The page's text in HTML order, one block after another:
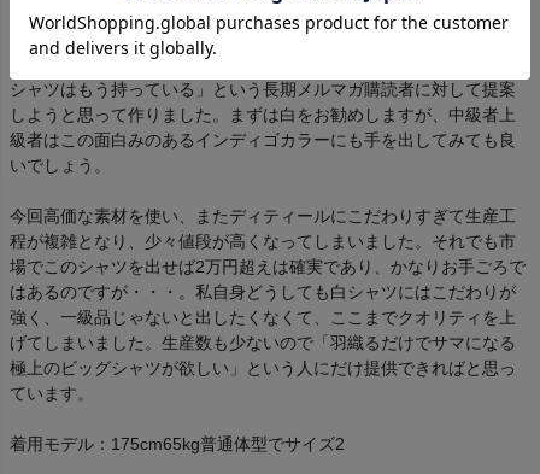
ムシャツ」です。ただ一般的な「デニムシャツ」よりも遥かに光沢
感が強く、また色落ち加工もしていないため濃紺のドレスシャツの
ような面白い風合いに仕上がっています。 「自分の中で満足いく白
シャツはもう持っている」という長期メルマガ購読者に対して提案
しようと思って作りました。まずは白をお勧めしますが、中級者上
級者はこの面白みのあるインディゴカラーにも手を出してみても良
いでしょう。
今回高価な素材を使い、またディティールにこだわりすぎて生産工
程が複雑となり、少々値段が高くなってしまいました。それでも市
場でこのシャツを出せば2万円超えは確実であり、かなりお手ごろで
はあるのですが・・・。私自身どうしても白シャツにはこだわりが
強く、一級品じゃないと出したくなくて、ここまでクオリティを上
げてしまいました。生産数も少ないので「羽織るだけでサマになる
極上のビッグシャツが欲しい」という人にだけ提供できればと思っ
ています。
着用モデル：175cm65kg普通体型でサイズ2